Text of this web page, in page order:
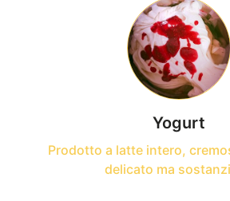
Yogurt
Prodotto a latte intero,
delicato ma